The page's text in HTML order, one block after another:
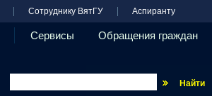
Сотруднику ВятГУ Аспиранту
Сервисы Обращения граждан